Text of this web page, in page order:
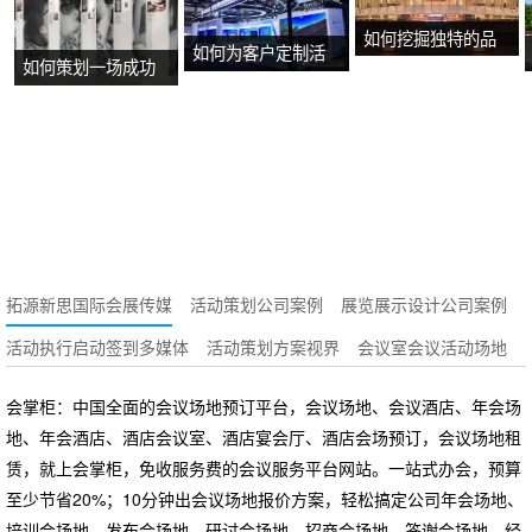
如何策划一场成功
如何为客户定制活
如何挖掘独特的品
拓源新思国际会展传媒 活动策划公司案例
展览展示设计公司案例
活动执行启动签到多媒体
活动策划方案视界 会议室会议活动场地
会掌柜：中国全面的会议场地预订平台，会议场地、会议酒店、年会场
地、年会酒店、酒店会议室、酒店宴会厅、酒店会场预订，会议场地租
赁，就上会掌柜，免收服务费的会议服务平台网站。一站式办会，预算
至少节省20%；10分钟出会议场地报价方案，轻松搞定公司年会场地、